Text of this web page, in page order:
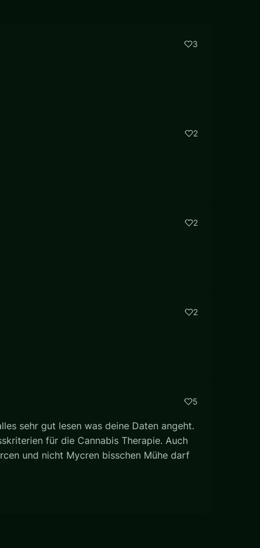
3
2
2
2
5
sehr gut lesen was deine Daten angeht.
für die Cannabis Therapie. Auch
und nicht Mycren bisschen Mühe darf